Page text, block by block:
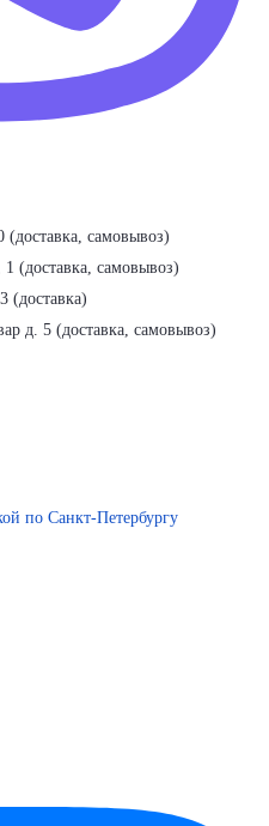
самовывоз)
(доставка, самовывоз)
(доставка)
д. 5 (доставка, самовывоз)
по Санкт-Петербургу